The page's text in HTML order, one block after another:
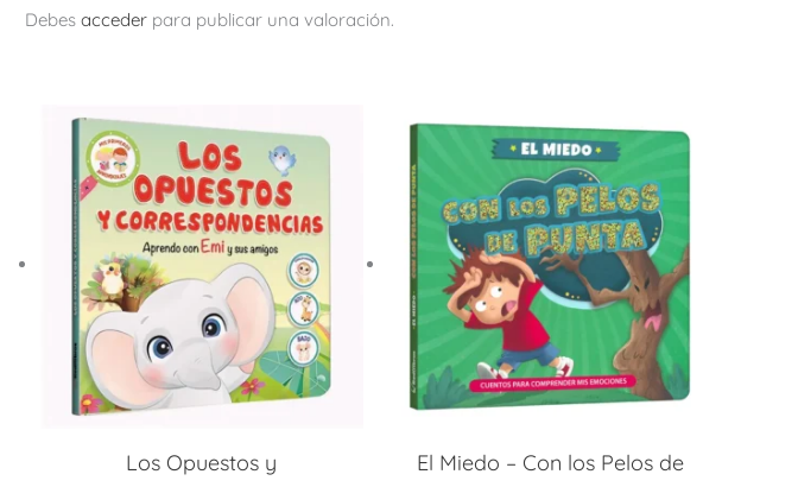
Debes acceder para publicar una valoración.
Los Opuestos y
El Miedo – Con los Pelos de